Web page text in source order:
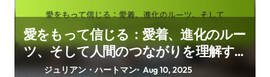
愛をもって信じる：愛着、進化のルー
ツ、そして人間のつながりを理解す
る
ジュリアン・ハートマン Aug 10, 2025